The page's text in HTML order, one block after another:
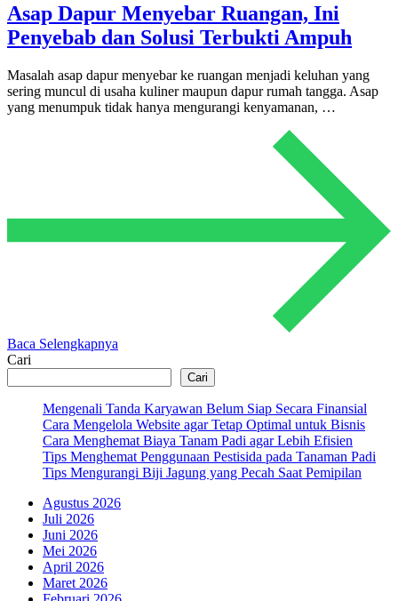
Asap Dapur Menyebar Ruangan, Ini
Penyebab dan Solusi Terbukti Ampuh
Masalah asap dapur menyebar ke ruangan menjadi keluhan yang
sering muncul di usaha kuliner maupun dapur rumah tangga. Asap
yang menumpuk tidak hanya mengurangi kenyamanan, …
Baca Selengkapnya
Cari
Cari
Mengenali Tanda Karyawan Belum Siap Secara Finansial
Cara Mengelola Website agar Tetap Optimal untuk Bisnis
Cara Menghemat Biaya Tanam Padi agar Lebih Efisien
Tips Menghemat Penggunaan Pestisida pada Tanaman Padi
Tips Mengurangi Biji Jagung yang Pecah Saat Pemipilan
Agustus 2026
Juli 2026
Juni 2026
Mei 2026
April 2026
Maret 2026